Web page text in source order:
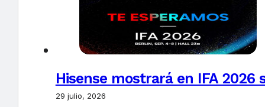
Hisense mostrará en IFA
29 julio, 2026